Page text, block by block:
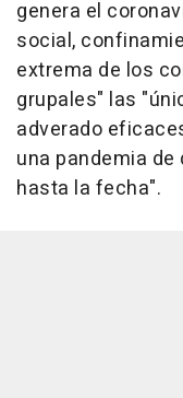
genera el
social,
extrema de los
grupales" las
adverado
una pandemia
hasta la fecha".